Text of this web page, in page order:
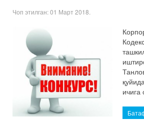
Чоп этилган:01 Март 2018
ичига